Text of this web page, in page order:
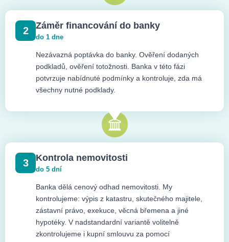
2 Záměr financování do banky
do 1 dne
Nezávazná poptávka do banky. Ověření dodaných
podkladů, ověření totožnosti. Banka v této fázi
potvrzuje nabídnuté podmínky a kontroluje, zda má
všechny nutné podklady.
3 Kontrola nemovitosti
do 5 dní
Banka dělá cenový odhad nemovitosti. My
kontrolujeme: výpis z katastru, skutečného majitele,
zástavní právo, exekuce, věcná břemena a jiné
hypotéky. V nadstandardní variantě volitelně
zkontrolujeme i kupní smlouvu za pomocí